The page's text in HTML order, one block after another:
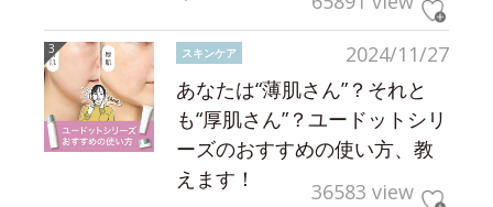
2024/11/27
スキンケア
あなたは“薄肌さん”？それと
も“厚肌さん”？ユードットシリ
ーズのおすすめの使い方、教
えます！
36583 view